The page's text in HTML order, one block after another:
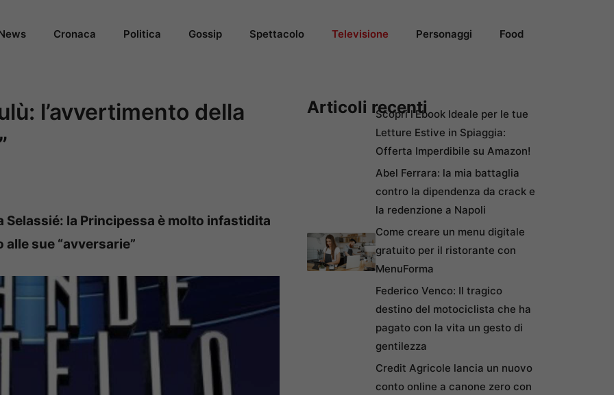
Cronaca Politica Gossip Spettacolo Televisione Personaggi Food
l’avvertimento della
Selassié: la Principessa è molto infastidita
sue “avversarie”
Articoli recentiScopri l’Ebook Ideale per le tue
Letture Estive in Spiaggia:
Offerta Imperdibile su Amazon!
Abel Ferrara: la mia battaglia
contro la dipendenza da crack e
la redenzione a Napoli
Come creare un menu digitale
gratuito per il ristorante con
MenuForma
Federico Venco: Il tragico
destino del motociclista che ha
pagato con la vita un gesto di
gentilezza
Credit Agricole lancia un nuovo
conto online a canone zero con